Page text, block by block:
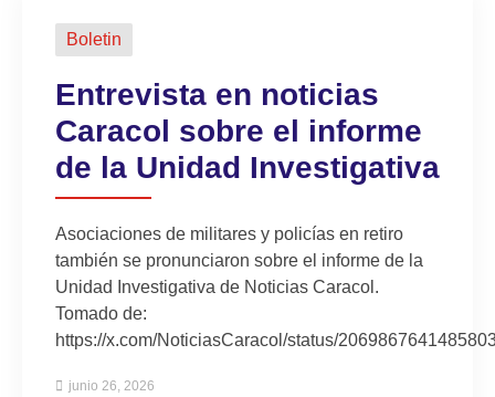
Boletin
Entrevista en noticias
Caracol sobre el informe
de la Unidad Investigativa
Asociaciones de militares y policías en retiro
también se pronunciaron sobre el informe de la
Unidad Investigativa de Noticias Caracol.
Tomado de:
https://x.com/NoticiasCaracol/status/
junio 26, 2026